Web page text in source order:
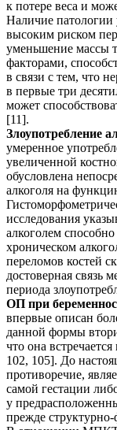
к потере веса и
Наличие патологии
высоким риском
уменьшение массы
факторами,
в связи с тем, что
в первые три
может
[11].
Злоупотребление
умеренное
увеличенной
обусловлена
алкоголя на
исследования
алкоголем
хроническом
переломов костей
достоверная связь
периода
ОП при
впервые описан
данной формы
что она
102, 105]. До
противоречие,
самой гестации
у
прежде